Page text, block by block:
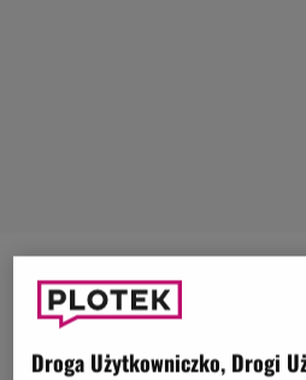
Beyoncewystąpi na PGE
już 27 i 28 czerwca. W tych
może liczyć na wsparcie
Droga Użytkowniczko, Drogi